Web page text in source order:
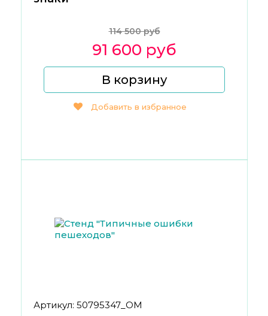
114 500 руб
91 600 руб
В корзину
Добавить в избранное
Артикул: 50795347_ОМ